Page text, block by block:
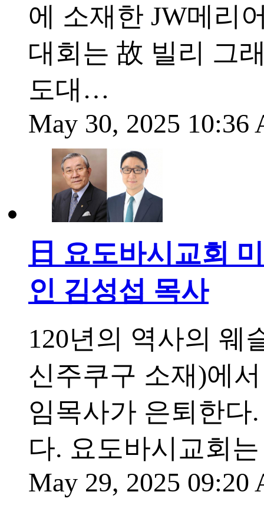
에 소재한 JW메리
대회는 故 빌리 그
도대…
May 30, 2025 10:36
日 요도바시교회
인 김성섭 목사
120년의 역사의 웨
신주쿠구 소재)에
임목사가 은퇴한다
다. 요도바시교회
May 29, 2025 09:20